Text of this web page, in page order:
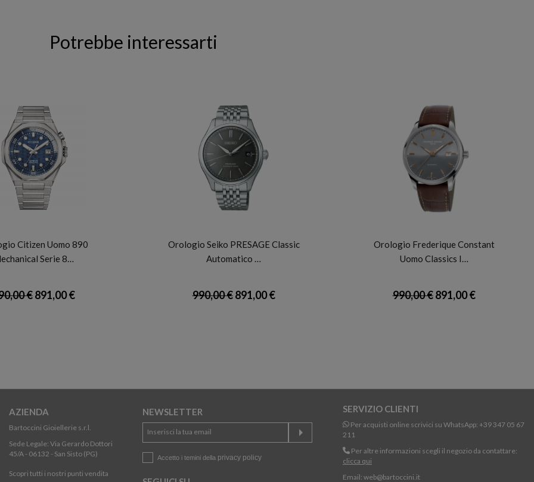
Potrebbe interessarti
Citizen Uomo 890
Serie 8…
€891,00 €
Orologio Seiko PRESAGE Classic
Automatico …
990,00 €891,00 €
Orologio Frederique Constant
Uomo Classics I…
990,00 €891,00 €
AZIENDA
Bartoccini Gioiellerie s.r.l.
Sede Legale: Via Gerardo Dottori
45/A - 06132 - San Sisto (PG)
Scopri tutti i nostri punti vendita
NEWSLETTER
Accetto i temini della privacy policy
SERVIZIO CLIENTI
Per acquisti online scrivici su WhatsApp: +39 347 05 67
211
Per altre informazioni scegli il negozio da contattare:
clicca qui
Email: web@bartoccini.it